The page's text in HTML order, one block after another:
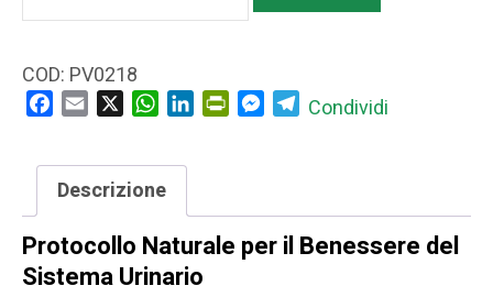
il
sistema
quantità
COD: PV0218
Facebook
Email WhatsApp
LinkedInPrintFriendly
Messenger
Telegram
Condividi
Descrizione
Protocollo Naturale per il Benessere del
Sistema Urinario